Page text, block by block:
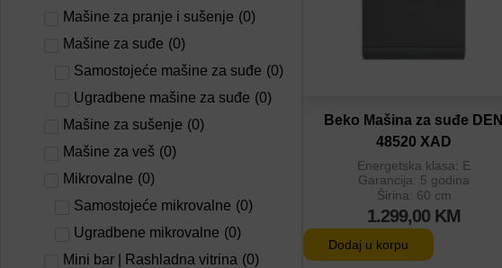
Mašine za pranje i sušenje (0)
Mašine za suđe (0)
Samostojeće mašine za suđe (0)
Ugradbene mašine za suđe (0)
Mašine za sušenje (0)
Mašine za veš (0)
Mikrovalne (0)
Samostojeće mikrovalne (0)
Ugradbene mikrovalne (0)
Mini bar | Rashladna vitrina (0)
Beko Mašina za suđe DEN
48520 XAD
Energetska klasa: E
Garancija: 5 godina
Širina: 60 cm
1.299,00 KM
Dodaj u korpu